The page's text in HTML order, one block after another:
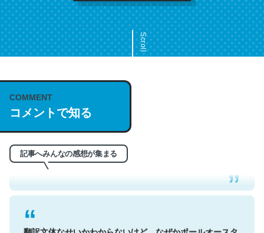
Scroll
COMMENT
コメントで知る
記事へみんなの感想が集まる
これは名文。彼はとてもクレバーなんだろうなと凄く思
う。英語少しでも読める人は原文もお勧め。自分はこの流
れ好き。Let’s Fucking Go. Then Covid hit. Shit.
─今のこの状況が信じられるかい？ by ラーズ・ヌートバー
翻訳文体なせいかわからないけど、なぜかポールオースタ